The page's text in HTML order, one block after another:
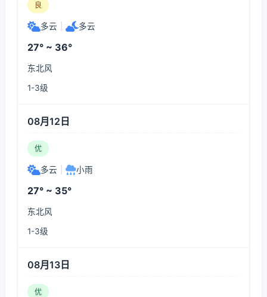
良
多云 多云
27° ~ 36°
东北风
1-3级
08月12日
优
多云 小雨
27° ~ 35°
东北风
1-3级
08月13日
优